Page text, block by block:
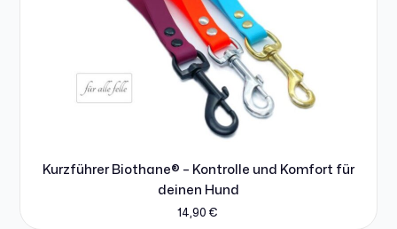
Kurzführer Biothane® – Kontrolle und Komfort für
deinen Hund
14,90€